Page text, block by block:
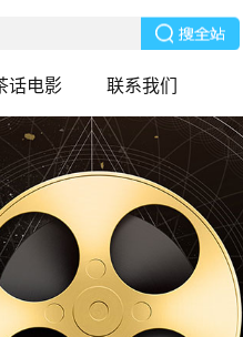
话电影 联系我们